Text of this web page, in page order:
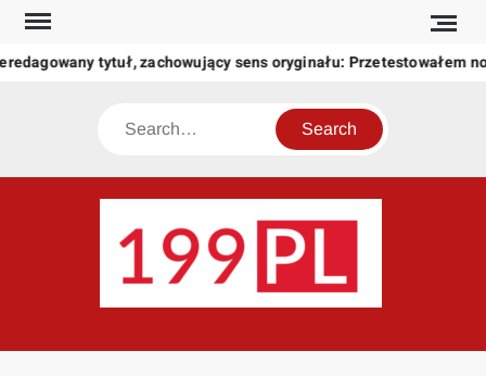
Skip
content
tytuł, zachowujący sens oryginału: Przetestowałem
Search
świat